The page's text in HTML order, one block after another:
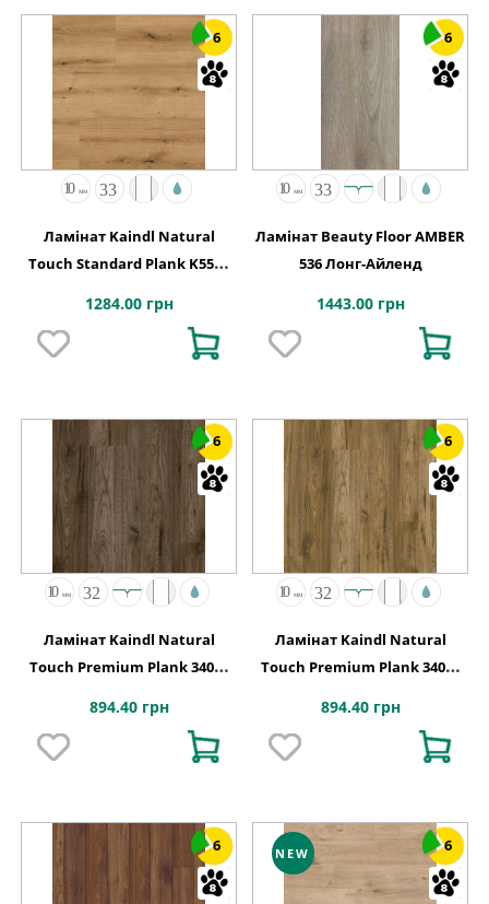
6
Ламінат Kaindl Natural
Touch Standard Plank K5573
1284.00 грн
6
Ламінат Beauty Floor AMBER
536 Лонг-Айленд
1443.00 грн
6
Ламінат Kaindl Natural
Touch Premium Plank 34029
894.40 грн
6
Ламінат Kaindl Natural
Touch Premium Plank 34073
894.40 грн
6 NEW 6